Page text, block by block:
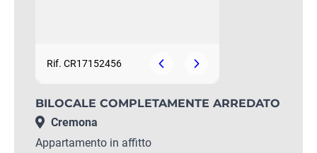
Rif. CR17152456
BILOCALE COMPLETAMENTE ARREDATO
Cremona
Appartamento in affitto